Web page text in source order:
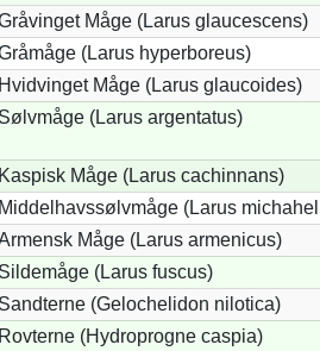
Måge (Larus glaucescens)
(Larus hyperboreus)
Hvidvinget Måge (Larus glaucoides)
Sølvmåge (Larus argentatus)
Kaspisk Måge (Larus cachinnans)
Middelhavssølvmåge (Larus
Måge (Larus armenicus)
Sildemåge (Larus fuscus)
Sandterne (Gelochelidon nilotica)
Rovterne (Hydroprogne caspia)